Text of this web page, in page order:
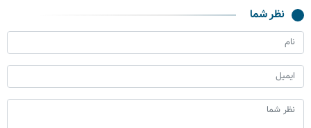
نظر شما